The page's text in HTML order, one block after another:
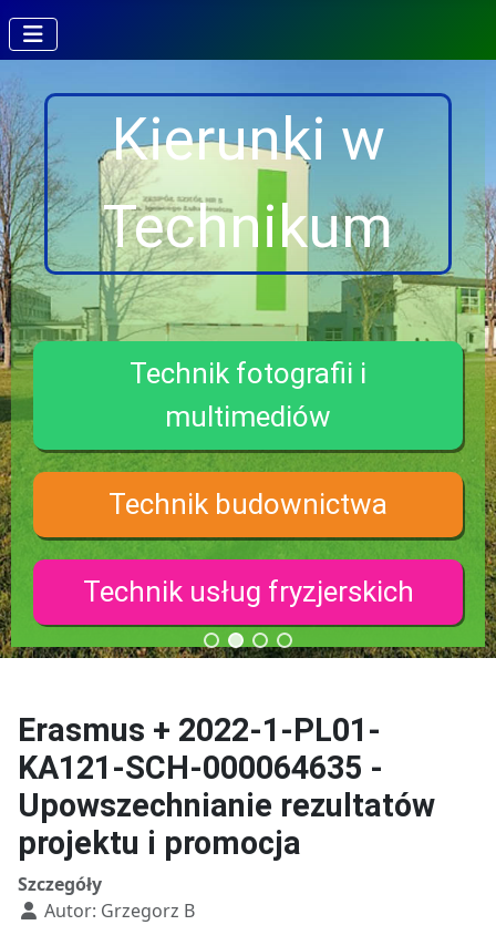
Kierunki w
Technikum
Technik fotografii i
multimediów
Technik budownictwa
Technik usług fryzjerskich
Erasmus + 2022-1-PL01-
KA121-SCH-000064635 -
Upowszechnianie rezultatów
projektu i promocja
Szczegóły
Autor: Grzegorz B